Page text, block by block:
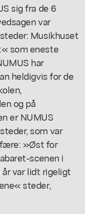
sig fra de 6
var
Musikhuset
som eneste
har
heldigvis for de
og på
er NUMUS
som var
»Øst for
scenen i
år var lidt rigeligt
steder,